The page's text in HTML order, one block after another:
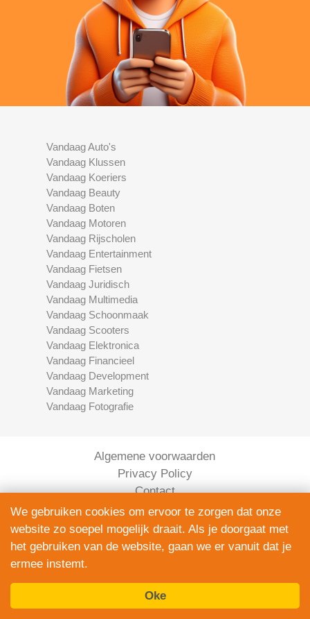
Vandaag Auto's
Vandaag Klussen
Vandaag Koeriers
Vandaag Beauty
Vandaag Boten
Vandaag Motoren
Vandaag Rijscholen
Vandaag Entertainment
Vandaag Fietsen
Vandaag Juridisch
Vandaag Multimedia
Vandaag Schoonmaak
Vandaag Scooters
Vandaag Elektronica
Vandaag Financieel
Vandaag Development
Vandaag Marketing
Vandaag Fotografie
Algemene voorwaarden
Privacy Policy
Contact
Bedrijven Inlog
We gebruiken cookies om ervoor te zorgen dat onze
website zo soepel mogelijk draait. Als je doorgaat met
het gebruiken van de website, gaan we er vanuit dat je
ermee instemt.
Oke